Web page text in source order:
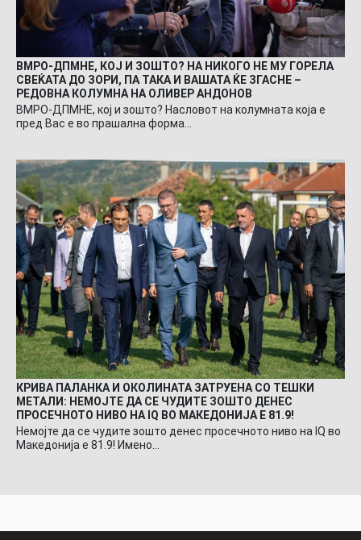
ВМРО-ДПМНЕ, КОЈ И ЗОШТО? НА НИКОГО НЕ МУ ГОРЕЛА
СВЕЌАТА ДО ЗОРИ, ПА ТАКА И ВАШАТА ЌЕ ЗГАСНЕ –
РЕДОВНА КОЛУМНА НА ОЛИВЕР АНДОНОВ
ВМРО-ДПМНЕ, кој и зошто? Насловот на колумната која е
пред Вас е во прашална форма…
КРИВА ПАЛАНКА И ОКОЛИНАТА ЗАТРУЕНА СО ТЕШКИ
МЕТАЛИ: НЕМОЈТЕ ДА СЕ ЧУДИТЕ ЗОШТО ДЕНЕС
ПРОСЕЧНОТО НИВО НА IQ ВО МАКЕДОНИЈА Е 81.9!
Немојте да се чудите зошто денес просечното ниво на IQ во
Македонија е 81.9! Имено…